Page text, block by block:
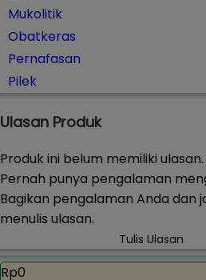
Mukolitik
Obatkeras
Pernafasan
Pilek
Ulasan Produk
Produk ini belum memiliki ulasan.
Pernah punya pengalaman
Bagikan pengalaman Anda dan
menulis ulasan.
Tulis Ulasan
Rp0